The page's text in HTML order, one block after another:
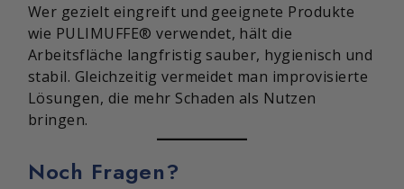
Wer gezielt eingreift und geeignete Produkte
wie PULIMUFFE® verwendet, hält die
Arbeitsfläche langfristig sauber, hygienisch und
stabil. Gleichzeitig vermeidet man improvisierte
Lösungen, die mehr Schaden als Nutzen
bringen.
Noch Fragen?